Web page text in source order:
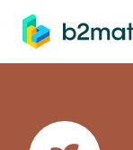
springen